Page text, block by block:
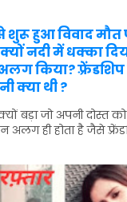
शुरू हुआ विवाद
नदी में धक्का
किया? फ़्रेंडशिप
क्या थी ?
बड़ा जो अपनी दोस्त
अलग ही होता है जैसे